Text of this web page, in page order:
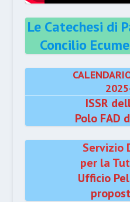
Le Catechesi di
Concilio
ISSR
Polo FAD
Servizio
per la
Ufficio